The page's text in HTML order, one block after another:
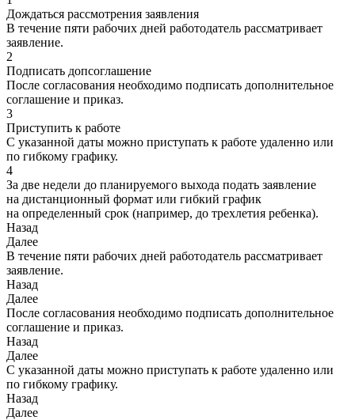
Дождаться рассмотрения заявления
В течение пяти рабочих дней работодатель рассматривает
заявление.
2
Подписать допсоглашение
После согласования необходимо подписать дополнительное
соглашение и приказ.
3
Приступить к работе
С указанной даты можно приступать к работе удаленно или
по гибкому графику.
4
За две недели до планируемого выхода подать заявление
на дистанционный формат или гибкий график
на определенный срок (например, до трехлетия ребенка).
Назад
Далее
В течение пяти рабочих дней работодатель рассматривает
заявление.
Назад
Далее
После согласования необходимо подписать дополнительное
соглашение и приказ.
Назад
Далее
С указанной даты можно приступать к работе удаленно или
по гибкому графику.
Назад
Далее